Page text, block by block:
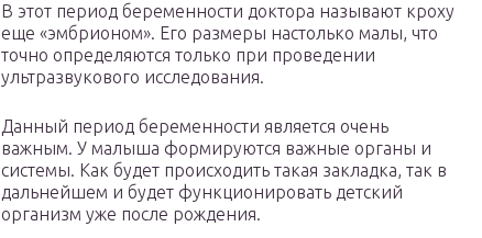
В этот период беременности доктора называют кроху
еще «эмбрионом». Его размеры настолько малы, что
точно определяются только при проведении
ультразвукового исследования.
Данный период беременности является очень
важным. У малыша формируются важные органы и
системы. Как будет происходить такая закладка, так в
дальнейшем и будет функционировать детский
организм уже после рождения.